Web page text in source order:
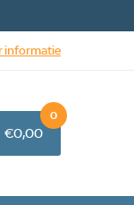
€0,00
0
informatie